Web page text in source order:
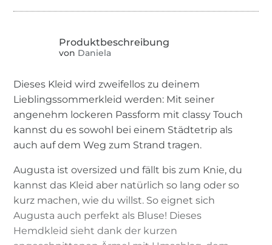
von Daniela
Dieses Kleid wird zweifellos zu deinem
Lieblingssommerkleid werden: Mit seiner
angenehm lockeren Passform mit classy Touch
kannst du es sowohl bei einem Städtetrip als
auch auf dem Weg zum Strand tragen.
Augusta ist oversized und fällt bis zum Knie, du
kannst das Kleid aber natürlich so lang oder so
kurz machen, wie du willst. So eignet sich
Augusta auch perfekt als Bluse! Dieses
Hemdkleid sieht dank der kurzen